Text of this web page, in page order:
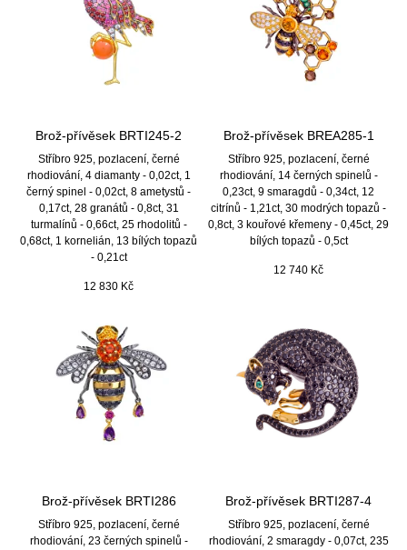
Brož-přívěsek BRTI245-2
Stříbro 925, pozlacení, černé
rhodiování, 4 diamanty - 0,02ct, 1
černý spinel - 0,02ct, 8 ametystů -
0,17ct, 28 granátů - 0,8ct, 31
turmalínů - 0,66ct, 25 rhodolitů -
0,68ct, 1 kornelián, 13 bílých topazů
- 0,21ct
12 830 Kč
Brož-přívěsek BREA285-1
Stříbro 925, pozlacení, černé
rhodiování, 14 černých spinelů -
0,23ct, 9 smaragdů - 0,34ct, 12
citrínů - 1,21ct, 30 modrých topazů -
0,8ct, 3 kouřové křemeny - 0,45ct, 29
bílých topazů - 0,5ct
12 740 Kč
Brož-přívěsek BRTI286
Stříbro 925, pozlacení, černé
rhodiování, 23 černých spinelů -
Brož-přívěsek BRTI287-4
Stříbro 925, pozlacení, černé
rhodiování, 2 smaragdy - 0,07ct, 235